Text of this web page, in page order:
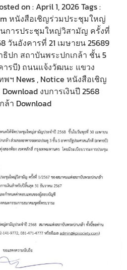
on : April 1, 2026 Tags :
หนังสือเชิญร่วมประชุมใหญ่
นการประชุมใหญ่วิสามัญ ครั้งที่
วันอังคารที่ 21 เมษายน 25689
ธิปก สถาบันพระปกเกล้า ชั้น 5
รบี) ถนนแจ้งวัฒนะ แขวง
ฯ News , Notice หนังสือเชิญ
งบการเงินปี 2568
า Download